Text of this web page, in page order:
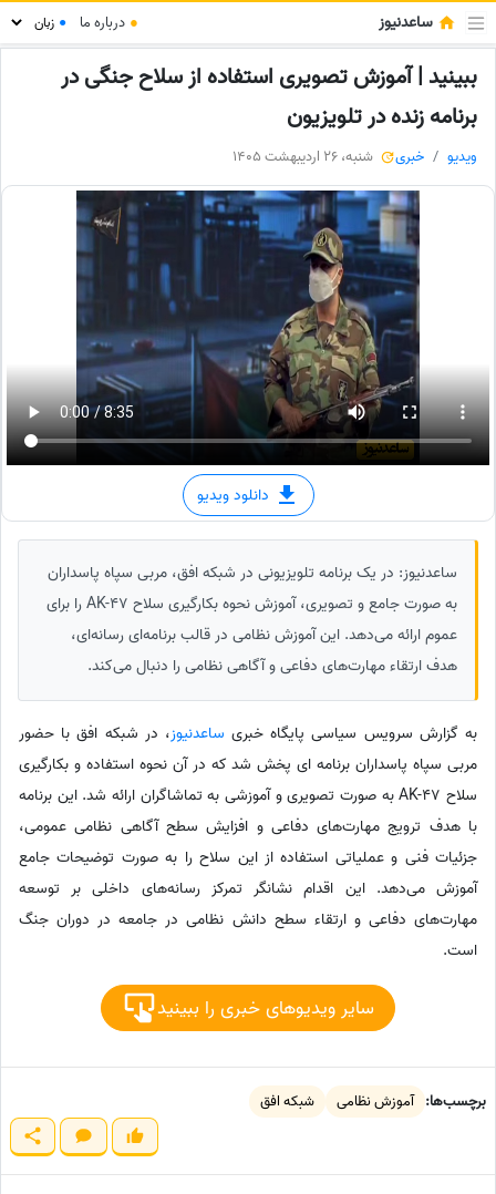
ساعدنیوز ● درباره ما ●
ببینید | آموزش تصویری استفاده از سلاح جنگی در
برنامه زنده در تلویزیون
ویدیو خبری شنبه، 26 اردیبهشت 1405
دانلود ویدیو
ساعدنیوز: در یک برنامه تلویزیونی در شبکه افق، مربی سپاه پاسداران
به صورت جامع و تصویری، آموزش نحوه بکارگیری سلاح AK-47 را برای
عموم ارائه می‌دهد. این آموزش نظامی در قالب برنامه‌ای رسانه‌ای،
هدف ارتقاء مهارت‌های دفاعی و آگاهی نظامی را دنبال می‌کند.
به گزارش سرویس سیاسی پایگاه خبری ساعدنیوز، در شبکه افق با حضور
مربی سپاه پاسداران برنامه ای پخش شد که در آن نحوه استفاده و بکارگیری
سلاح AK-47 به صورت تصویری و آموزشی به تماشاگران ارائه شد. این برنامه
با هدف ترویج مهارت‌های دفاعی و افزایش سطح آگاهی نظامی عمومی،
جزئیات فنی و عملیاتی استفاده از این سلاح را به صورت توضیحات جامع
آموزش می‌دهد. این اقدام نشانگر تمرکز رسانه‌های داخلی بر توسعه
مهارت‌های دفاعی و ارتقاء سطح دانش نظامی در جامعه در دوران جنگ
است.
سایر ویدیوهای خبری را ببینید
برچسب‌ها: آموزش نظامی شبکه افق